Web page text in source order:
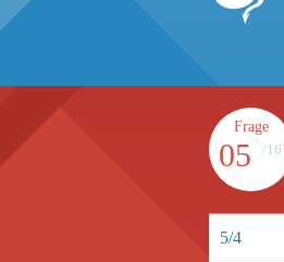
Frage
05 /16
5/4